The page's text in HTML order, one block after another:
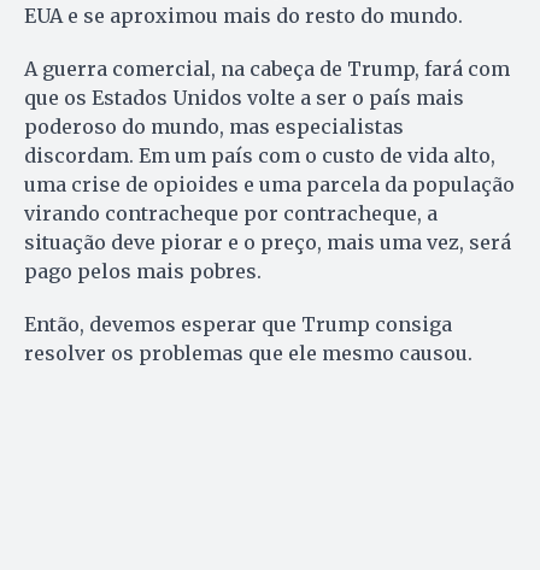
EUA e se aproximou mais do resto do mundo.
A guerra comercial, na cabeça de Trump, fará com
que os Estados Unidos volte a ser o país mais
poderoso do mundo, mas especialistas
discordam. Em um país com o custo de vida alto,
uma crise de opioides e uma parcela da população
virando contracheque por contracheque, a
situação deve piorar e o preço, mais uma vez, será
pago pelos mais pobres.
Então, devemos esperar que Trump consiga
resolver os problemas que ele mesmo causou.